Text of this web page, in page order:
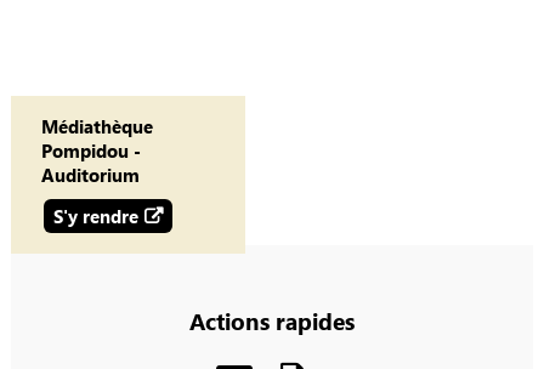
Médiathèque
Pompidou -
Auditorium
S'y rendre
Actions rapides